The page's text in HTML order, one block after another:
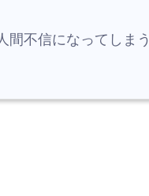
間不信になってしまう